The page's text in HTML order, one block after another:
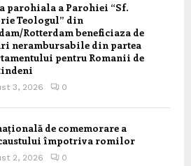
parohiala a Parohiei “Sf.
Teologul” din
Rotterdam beneficiaza de
nerambursabile din partea
pentru Romanii de
3, 2026 0
de comemorare a
împotriva romilor
2, 2026 0